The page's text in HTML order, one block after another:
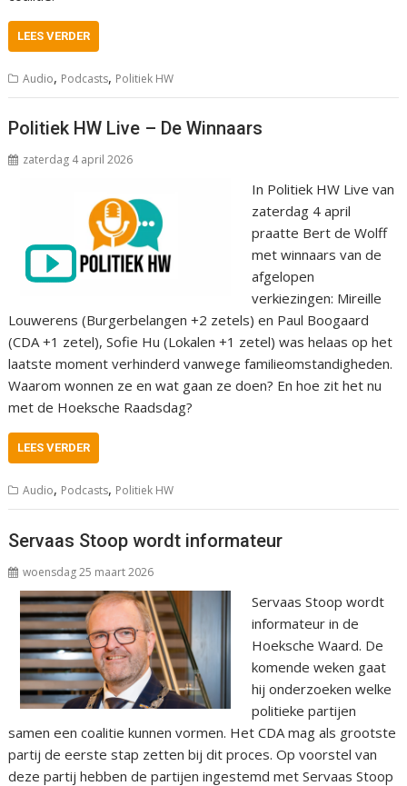
LEES VERDER
Audio, Podcasts, Politiek HW
Politiek HW Live – De Winnaars
zaterdag 4 april 2026
In Politiek HW Live van
zaterdag 4 april
praatte Bert de Wolff
met winnaars van de
afgelopen
verkiezingen: Mireille
Louwerens (Burgerbelangen +2 zetels) en Paul Boogaard
(CDA +1 zetel), Sofie Hu (Lokalen +1 zetel) was helaas op het
laatste moment verhinderd vanwege familieomstandigheden.
Waarom wonnen ze en wat gaan ze doen? En hoe zit het nu
met de Hoeksche Raadsdag?
LEES VERDER
Audio, Podcasts, Politiek HW
Servaas Stoop wordt informateur
woensdag 25 maart 2026
Servaas Stoop wordt
informateur in de
Hoeksche Waard. De
komende weken gaat
hij onderzoeken welke
politieke partijen
samen een coalitie kunnen vormen. Het CDA mag als grootste
partij de eerste stap zetten bij dit proces. Op voorstel van
deze partij hebben de partijen ingestemd met Servaas Stoop